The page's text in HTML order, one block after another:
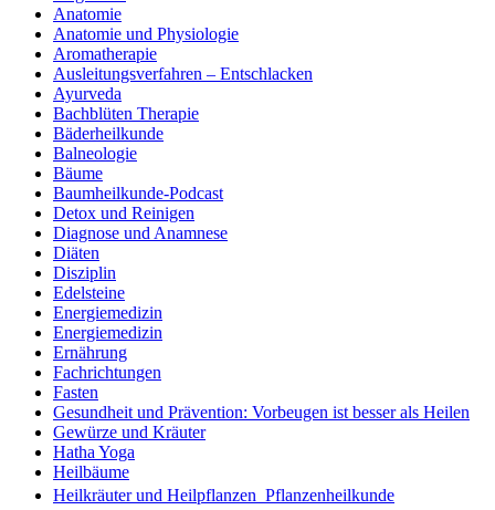
Anatomie
Anatomie und Physiologie
Aromatherapie
Ausleitungsverfahren – Entschlacken
Ayurveda
Bachblüten Therapie
Bäderheilkunde
Balneologie
Bäume
Baumheilkunde-Podcast
Detox und Reinigen
Diagnose und Anamnese
Diäten
Disziplin
Edelsteine
Energiemedizin
Energiemedizin
Ernährung
Fachrichtungen
Fasten
Gesundheit und Prävention: Vorbeugen ist besser als Heilen
Gewürze und Kräuter
Hatha Yoga
Heilbäume
Heilkräuter und Heilpflanzen  Pflanzenheilkunde